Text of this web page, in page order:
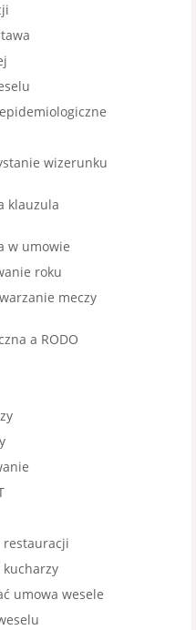
wizerunku
klauzula
w umowie
roku
meczy
a RODO
restauracji
umowa wesele